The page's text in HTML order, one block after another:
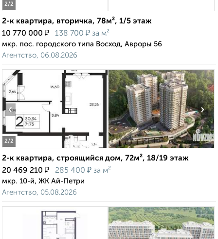
2/2
2-к квартира, вторичка, 78м², 1/5 этаж
10 770 000 ₽ 138 700 ₽ за м²
мкр. пос. городского типа Восход, Авроры 56
Агентство, 06.08.2026
2/2
‹ ›
2-к квартира, строящийся дом, 72м², 18/19 этаж
20 469 210 ₽ 285 400 ₽ за м²
мкр. 10-й, ЖК Ай-Петри
Агентство, 05.08.2026